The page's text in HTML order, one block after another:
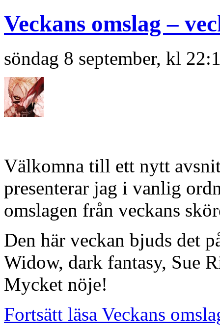
Veckans omslag –
söndag 8 september, kl
Välkomna till ett nytt
presenterar jag i vanlig
omslagen från veckans
Den här veckan bjuds det
Widow, dark fantasy, Sue
Mycket nöje!
Fortsätt läsa Veckans